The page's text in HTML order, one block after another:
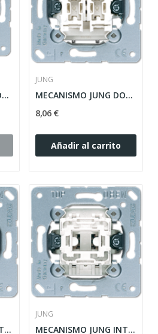
MECANISMO JUNG DOBLE INTERRUPTOR CONMUTADOR...
JUNG
MECANISMO JUNG DOBLE INTERRUPTOR 10AX / 250V...
8,06 €
Añadir al carrito
MECANISMO JUNG INTERRUPTOR BIPOLAR 10AX / 250V...
JUNG
MECANISMO JUNG INTERRUPTOR UNIPOLAR 10AX /...